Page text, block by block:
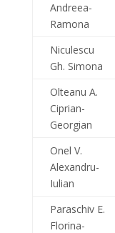
Andreea-
Ramona
Niculescu
Gh. Simona
Olteanu A.
Ciprian-
Georgian
Onel V.
Alexandru-
Iulian
Paraschiv E.
Florina-